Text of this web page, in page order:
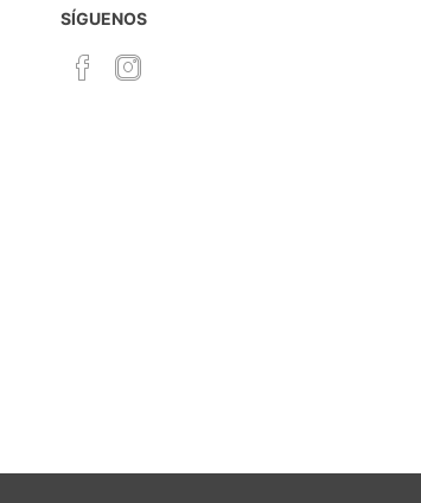
SÍGUENOS